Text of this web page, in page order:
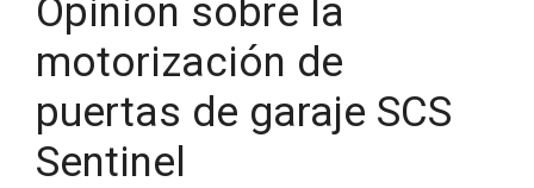
Opinión sobre la
motorización de
puertas de garaje SCS
Sentinel